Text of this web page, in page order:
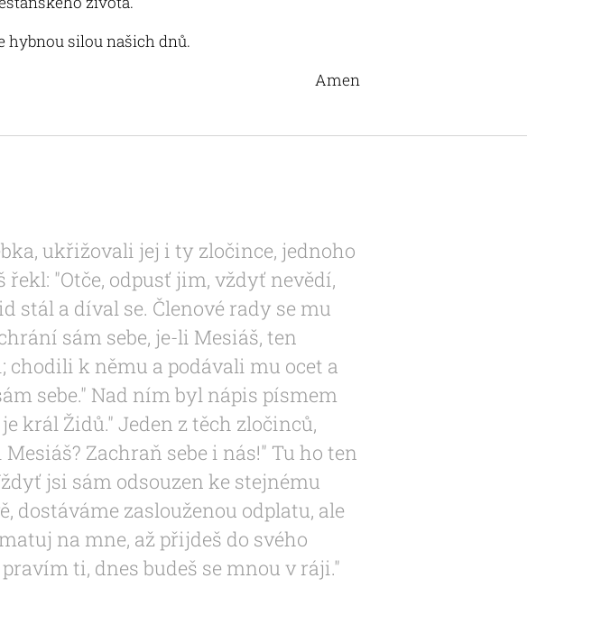
hybnou silou našich dnů.
Amen
ukřižovali jej i ty zločince, jednoho
"Otče, odpusť jim, vždyť nevědí,
stál a díval se. Členové rady se mu
sám sebe, je-li Mesiáš, ten
chodili k němu a podávali mu ocet a
sebe." Nad ním byl nápis písmem
král Židů." Jeden z těch zločinců,
Zachraň sebe i nás!" Tu ho ten
jsi sám odsouzen ke stejnému
dostáváme zaslouženou odplatu, ale
na mne, až přijdeš do svého
ti, dnes budeš se mnou v ráji."